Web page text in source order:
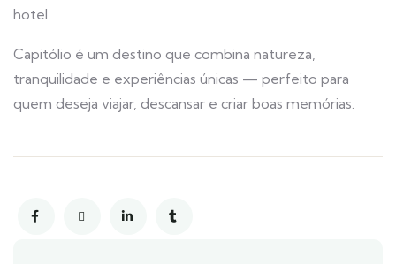
hotel.
Capitólio é um destino que combina natureza,
tranquilidade e experiências únicas — perfeito para
quem deseja viajar, descansar e criar boas memórias.